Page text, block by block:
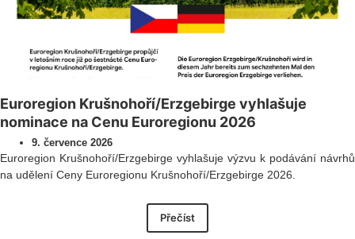
Euroregion Krušnohoří/Erzgebirge vyhlašuje
nominace na Cenu Euroregionu 2026
9. července 2026
Euroregion Krušnohoří/Erzgebirge vyhlašuje výzvu k podávání návrhů
na udělení Ceny Euroregionu Krušnohoří/Erzgebirge 2026.
Přečíst